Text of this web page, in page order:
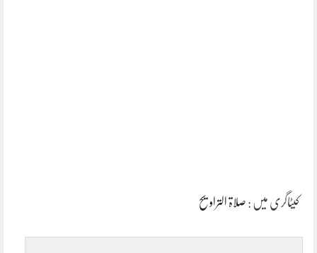
کیٹاگری میں : صلاۃ التراویح